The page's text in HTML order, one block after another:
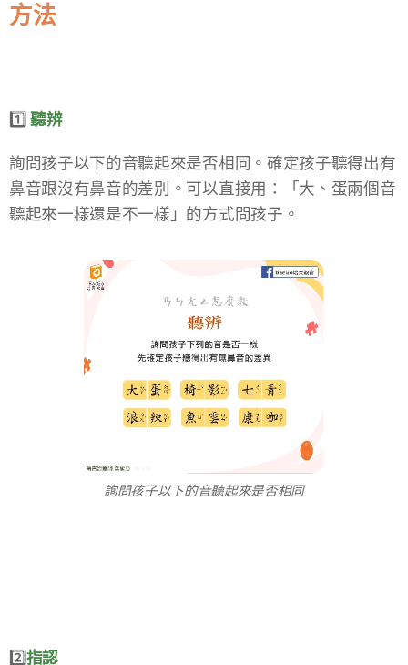
方法
1️⃣ 聽辨👂​
詢問孩子以下的音聽起來是否相同。​確定孩子聽得出有
鼻音跟沒有鼻音的差別。可以直接用：「大、蛋兩個音
聽起來一樣還是不一樣」的方式問孩子。​
詢問孩子以下的音聽起來是否相同
2️⃣指認👆​